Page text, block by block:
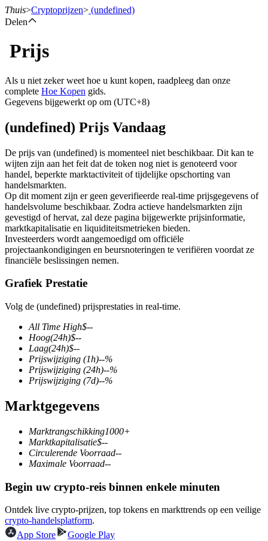
Termijncontracten
USDT-futures
Futures met USDT als onderpand
COIN-M-futures
Cryptocurrency-futures
TradFi
Derivaten voor aandelen, forex, edelmetalen en grondstoffen
USDC-futures
Thuis>Cryptoprijzen> (undefined)
Delen
Prijs
Als u niet zeker weet hoe u kunt kopen, raadpleeg dan onze
complete Hoe Kopen gids.
Gegevens bijgewerkt op om (UTC+8)
(undefined) Prijs Vandaag
De prijs van (undefined) is momenteel niet beschikbaar. Dit kan te
wijten zijn aan het feit dat de token nog niet is genoteerd voor
handel, beperkte marktactiviteit of tijdelijke opschorting van
handelsmarkten.
Op dit moment zijn er geen geverifieerde real-time prijsgegevens of
handelsvolume beschikbaar. Zodra actieve handelsmarkten zijn
gevestigd of hervat, zal deze pagina bijgewerkte prijsinformatie,
marktkapitalisatie en liquiditeitsmetrieken bieden.
Investeerders wordt aangemoedigd om officiële
projectaankondigingen en beursnoteringen te verifiëren voordat ze
financiële beslissingen nemen.
Grafiek Prestatie
Volg de (undefined) prijsprestaties in real-time.
All Time High$--
Hoog(24h)$--
Laag(24h)$--
Prijswijziging (1h)--%
Prijswijziging (24h)--%
Prijswijziging (7d)--%
Marktgegevens
Marktrangschikking1000+
Marktkapitalisatie$--
Circulerende Voorraad--
Maximale Voorraad--
Begin uw crypto-reis binnen enkele minuten
Ontdek live crypto-prijzen, top tokens en markttrends op een veilige
crypto-handelsplatform.
App Store
Google Play